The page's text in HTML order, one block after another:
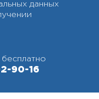
данных
90-16